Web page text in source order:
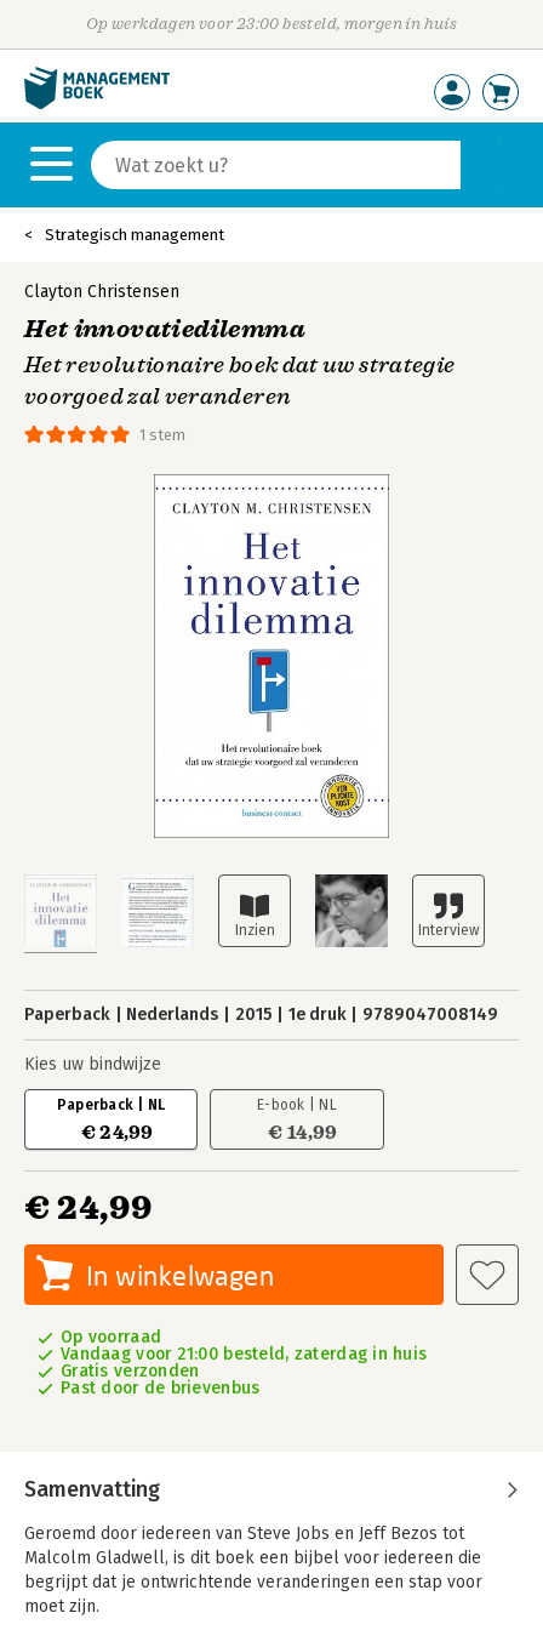
Op werkdagen voor 23:00 besteld, morgen in huis
Strategisch management
1 stem
Clayton Christensen
Het innovatiedilemma
Het revolutionaire boek dat uw strategie
voorgoed zal veranderen
Paperback Nederlands 2015 1e druk 9789047008149
Kies uw bindwijze
Paperback | NL
€ 24,99
E-book | NL
€ 14,99
€ 24,99
In winkelwagen
Op voorraad
Vandaag voor 21:00 besteld, zaterdag in huis
Gratis verzonden
Past door de brievenbus
Samenvatting
Geroemd door iedereen van Steve Jobs en Jeff Bezos tot
Malcolm Gladwell, is dit boek een bijbel voor iedereen die
begrijpt dat je ontwrichtende veranderingen een stap voor
moet zijn.